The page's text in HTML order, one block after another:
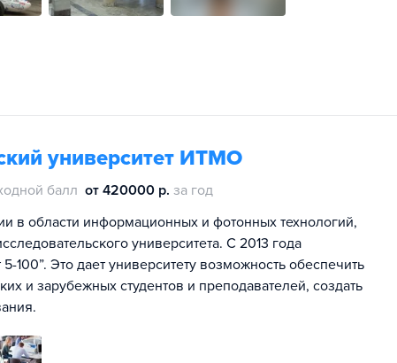
университет ИТМО
балл от 420000 р. за год
в области информационных и фотонных технологий,
университета. С 2013 года
Это дает университету возможность обеспечить
и зарубежных студентов и преподавателей, создать